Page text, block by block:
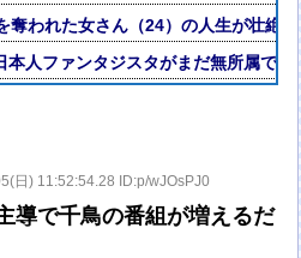
奪われた女さん（24）の人生が壮絶
本人ファンタジスタがまだ無所属で
日) 11:52:54.28 ID:p/wJOsPJ0
導で千鳥の番組が増えるだ